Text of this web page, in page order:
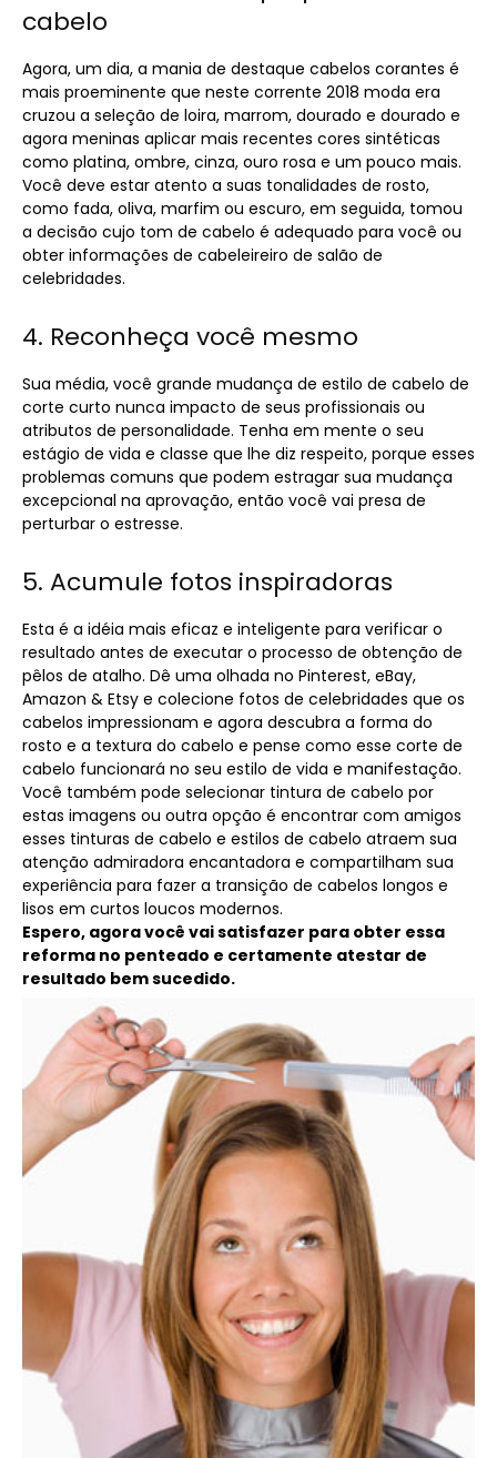
cabelo
Agora, um dia, a mania de destaque cabelos corantes é
mais proeminente que neste corrente 2018 moda era
cruzou a seleção de loira, marrom, dourado e dourado e
agora meninas aplicar mais recentes cores sintéticas
como platina, ombre, cinza, ouro rosa e um pouco mais.
Você deve estar atento a suas tonalidades de rosto,
como fada, oliva, marfim ou escuro, em seguida, tomou
a decisão cujo tom de cabelo é adequado para você ou
obter informações de cabeleireiro de salão de
celebridades.
4. Reconheça você mesmo
Sua média, você grande mudança de estilo de cabelo de
corte curto nunca impacto de seus profissionais ou
atributos de personalidade. Tenha em mente o seu
estágio de vida e classe que lhe diz respeito, porque esses
problemas comuns que podem estragar sua mudança
excepcional na aprovação, então você vai presa de
perturbar o estresse.
5. Acumule fotos inspiradoras
Esta é a idéia mais eficaz e inteligente para verificar o
resultado antes de executar o processo de obtenção de
pêlos de atalho. Dê uma olhada no Pinterest, eBay,
Amazon & Etsy e colecione fotos de celebridades que os
cabelos impressionam e agora descubra a forma do
rosto e a textura do cabelo e pense como esse corte de
cabelo funcionará no seu estilo de vida e manifestação.
Você também pode selecionar tintura de cabelo por
estas imagens ou outra opção é encontrar com amigos
esses tinturas de cabelo e estilos de cabelo atraem sua
atenção admiradora encantadora e compartilham sua
experiência para fazer a transição de cabelos longos e
lisos em curtos loucos modernos.
Espero, agora você vai satisfazer para obter essa
reforma no penteado e certamente atestar de
resultado bem sucedido.